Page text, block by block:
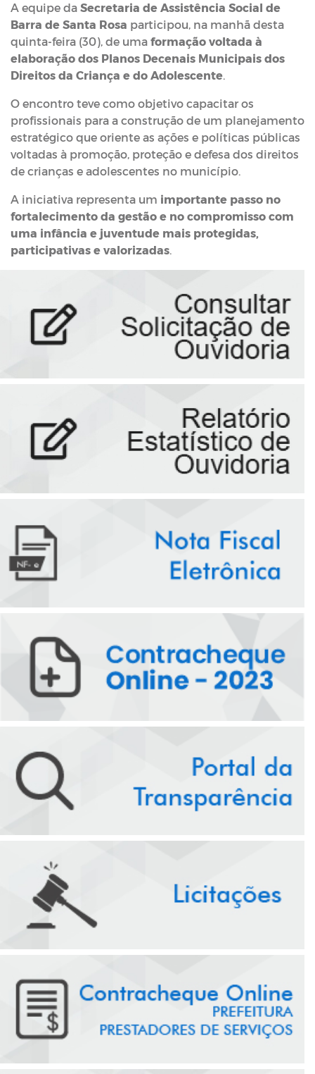
A equipe da Secretaria de Assistência Social de
Barra de Santa Rosa participou, na manhã desta
quinta-feira (30), de uma formação voltada à
elaboração dos Planos Decenais Municipais dos
Direitos da Criança e do Adolescente.
O encontro teve como objetivo capacitar os
profissionais para a construção de um planejamento
estratégico que oriente as ações e políticas públicas
voltadas à promoção, proteção e defesa dos direitos
de crianças e adolescentes no município.
A iniciativa representa um importante passo no
fortalecimento da gestão e no compromisso com
uma infância e juventude mais protegidas,
participativas e valorizadas.